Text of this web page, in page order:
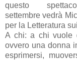
questo
settembre vedrà
per la Letteratura
A chi: a chi vuole
ovvero una donna
esprimersi,